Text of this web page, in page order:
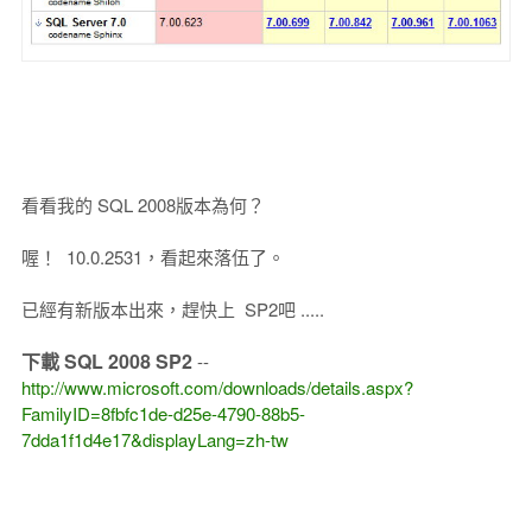
看看我的 SQL 2008版本為何？
喔！ 10.0.2531，看起來落伍了。
已經有新版本出來，趕快上 SP2吧 .....
下載 SQL 2008 SP2--
http://www.microsoft.com/downloads/details.aspx?
FamilyID=8fbfc1de-d25e-4790-88b5-
7dda1f1d4e17&displayLang=zh-tw